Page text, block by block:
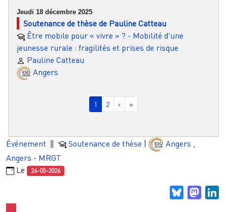
Jeudi 18 décembre 2025
Soutenance de thèse de Pauline Catteau
Être mobile pour « vivre » ? - Mobilité d'une
jeunesse rurale : fragilités et prises de risque
Pauline Catteau
Angers
Page courante
1 Page
2 Page suivante
› Dernière page
»
Événement Soutenance de thèse | Angers
Angers - MRGT
Le
26-05-2026
Bluesky